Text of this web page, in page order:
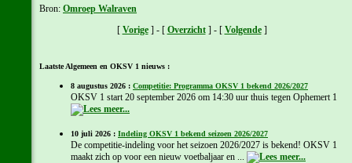
Bron: Omroep Walraven
[ Vorige] - [ Overzicht] - [ Volgende]
Laatste Algemeen en OKSV 1 nieuws :
8 augustus 2026 : Competitie: Programma OKSV 1 bekend 2026/2027
OKSV 1 start 20 september 2026 om 14:30 uur thuis tegen Ophemert 1
10 juli 2026 : Indeling OKSV 1 bekend seizoen 2026/2027
De competitie-indeling voor het seizoen 2026/2027 is bekend! OKSV 1
maakt zich op voor een nieuw voetbaljaar en ...